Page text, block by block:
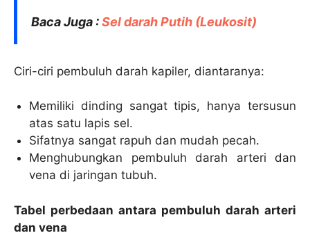
Baca Juga :Sel darah Putih (Leukosit)
Ciri-ciri pembuluh darah kapiler, diantaranya:
Memiliki dinding sangat tipis, hanya tersusun
atas satu lapis sel.
Sifatnya sangat rapuh dan mudah pecah.
Menghubungkan pembuluh darah arteri dan
vena di jaringan tubuh.
Tabel perbedaan antara pembuluh darah arteri
dan vena